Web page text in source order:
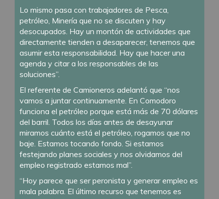
Lo mismo pasa con trabajadores de Pesca,
petróleo, Minería que no se discuten y hay
desocupados. Hay un montón de actividades que
directamente tienden a desaparecer, tenemos que
asumir esta responsabilidad. Hay que hacer una
agenda y citar a los responsables de las
soluciones”.
El referente de Camioneros adelantó que “nos
vamos a juntar continuamente. En Comodoro
funciona el petróleo porque está más de 70 dólares
del barril. Todos los días antes de desayunar
miramos cuánto está el petróleo, rogamos que no
baje. Estamos tocando fondo. Si estamos
festejando planes sociales y nos olvidamos del
empleo registrado estamos mal”.
“Hoy parece que ser peronista y generar empleo es
mala palabra. El último recurso que tenemos es